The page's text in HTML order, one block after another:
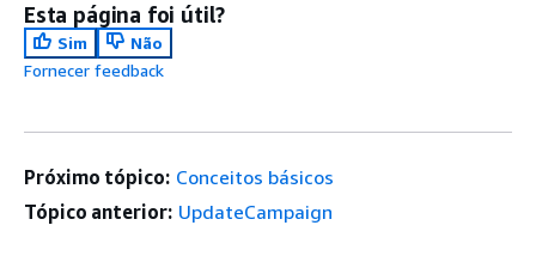
Esta página foi útil?
Sim
Não
Fornecer feedback
Próximo tópico: Conceitos básicos
Tópico anterior: UpdateCampaign